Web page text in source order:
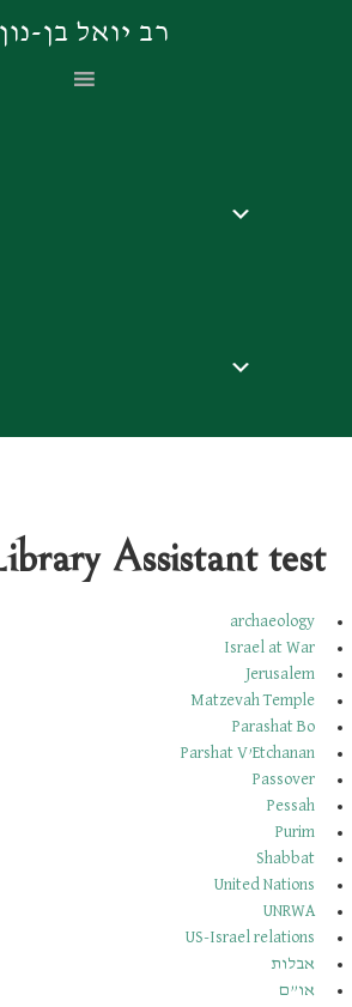
רב יואל בן-נון
Assistant test
archaeology
Israel at War
Jerusalem
Matzevah Temple
Parashat Bo
Parshat V’Etchanan
Passover
Pessah
Purim
Shabbat
United Nations
UNRWA
US-Israel relations
אבלות
או”ם